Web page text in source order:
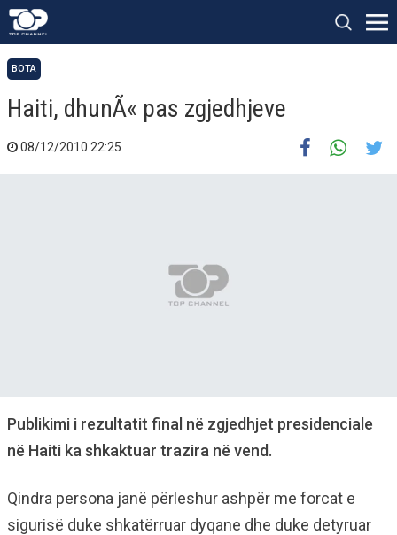
BOTA
Haiti, dhunÃ« pas zgjedhjeve
08/12/2010 22:25
Publikimi i rezultatit final në zgjedhjet presidenciale
në Haiti ka shkaktuar trazira në vend.
Qindra persona janë përleshur ashpër me forcat e
sigurisë duke shkatërruar dyqane dhe duke detyruar